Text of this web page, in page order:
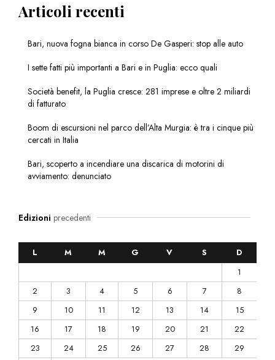
Articoli recenti
Bari, nuova fogna bianca in corso De Gasperi: stop alle auto
I sette fatti più importanti a Bari e in Puglia: ecco quali
Società benefit, la Puglia cresce: 281 imprese e oltre 2 miliardi
di fatturato
Boom di escursioni nel parco dell’Alta Murgia: è tra i cinque più
cercati in Italia
Bari, scoperto a incendiare una discarica di motorini di
avviamento: denunciato
Edizioni precedenti
L M M G V S
D
1
2
3 4 5 6 7
8
9
10 11 12 13 14
15
16
17 18 19 20 21
22
23
24 25 26 27 28
29